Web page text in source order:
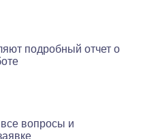
подробный отчет о
вопросы и